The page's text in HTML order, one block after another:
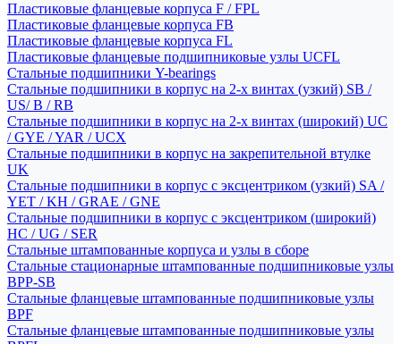
Пластиковые фланцевые корпуса F / FPL
Пластиковые фланцевые корпуса FB
Пластиковые фланцевые корпуса FL
Пластиковые фланцевые подшипниковые узлы UCFL
Стальные подшипники Y-bearings
Стальные подшипники в корпус на 2-х винтах (узкий) SB /
US/ B / RB
Стальные подшипники в корпус на 2-х винтах (широкий) UC
/ GYE / YAR / UCX
Стальные подшипники в корпус на закрепительной втулке
UK
Стальные подшипники в корпус с эксцентриком (узкий) SA /
YET / KH / GRAE / GNE
Стальные подшипники в корпус с эксцентриком (широкий)
HC / UG / SER
Стальные штампованные корпуса и узлы в сборе
Стальные стационарные штампованные подшипниковые узлы
BPP-SB
Стальные фланцевые штампованные подшипниковые узлы
BPF
Стальные фланцевые штампованные подшипниковые узлы